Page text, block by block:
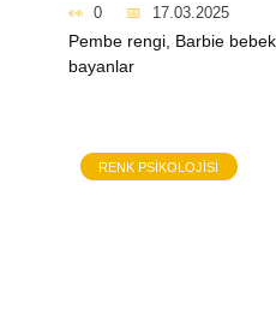
0 17.03.2025
Pembe rengi, Barbie
bayanlar
RENK PSIKOLOJISI